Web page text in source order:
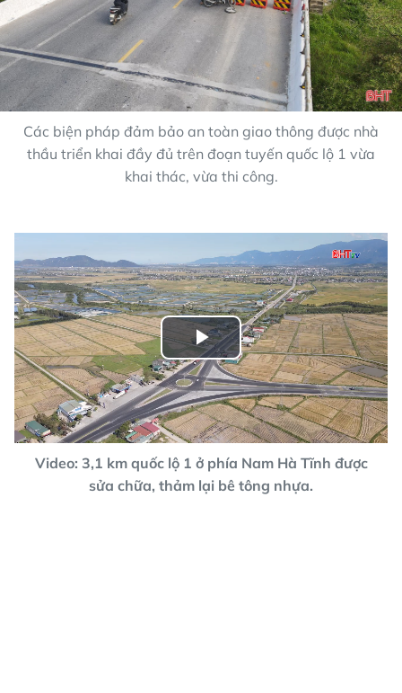
Các biện pháp đảm bảo an toàn giao thông được nhà
thầu triển khai đầy đủ trên đoạn tuyến quốc lộ 1 vừa
khai thác, vừa thi công.
Play
Video
Video: 3,1 km quốc lộ 1 ở phía Nam Hà Tĩnh được
sửa chữa, thảm lại bê tông nhựa.